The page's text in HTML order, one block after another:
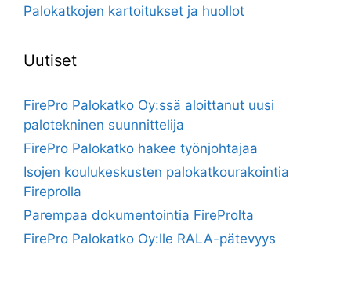
Palokatkojen kartoitukset ja huollot
Uutiset
FirePro Palokatko Oy:ssä aloittanut uusi
palotekninen suunnittelija
FirePro Palokatko hakee työnjohtajaa
Isojen koulukeskusten palokatkourakointia
Fireprolla
Parempaa dokumentointia FireProlta
FirePro Palokatko Oy:lle RALA-pätevyys